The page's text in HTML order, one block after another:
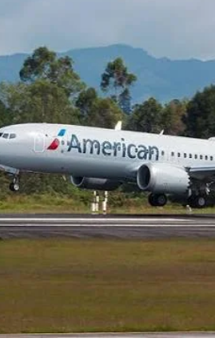
Cali se alista para la
De La Espriella en la Arena USC